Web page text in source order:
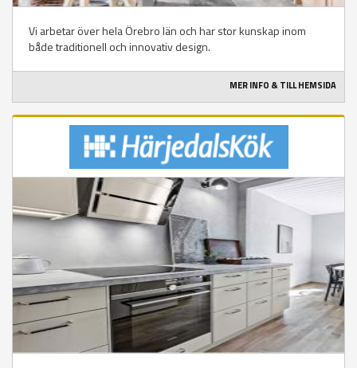
Vi arbetar över hela Örebro län och har stor kunskap inom
både traditionell och innovativ design.
MER INFO & TILL HEMSIDA